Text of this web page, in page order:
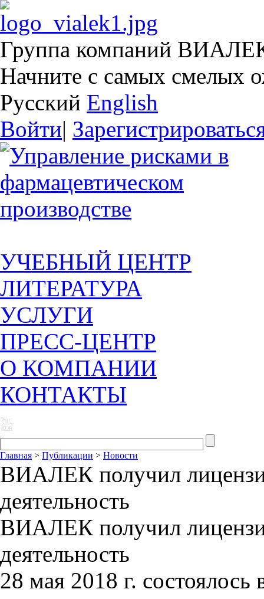
Группа компаний
Начните с самых смелых
Русский English
Войти|
УЧЕБНЫЙ ЦЕНТР
ЛИТЕРАТУРА
УСЛУГИ
ПРЕСС-ЦЕНТР
О КОМПАНИИ
КОНТАКТЫ
Главная > Публикации > Новости
ВИАЛЕК получил
деятельность
ВИАЛЕК получил
деятельность
28 мая 2018 г.